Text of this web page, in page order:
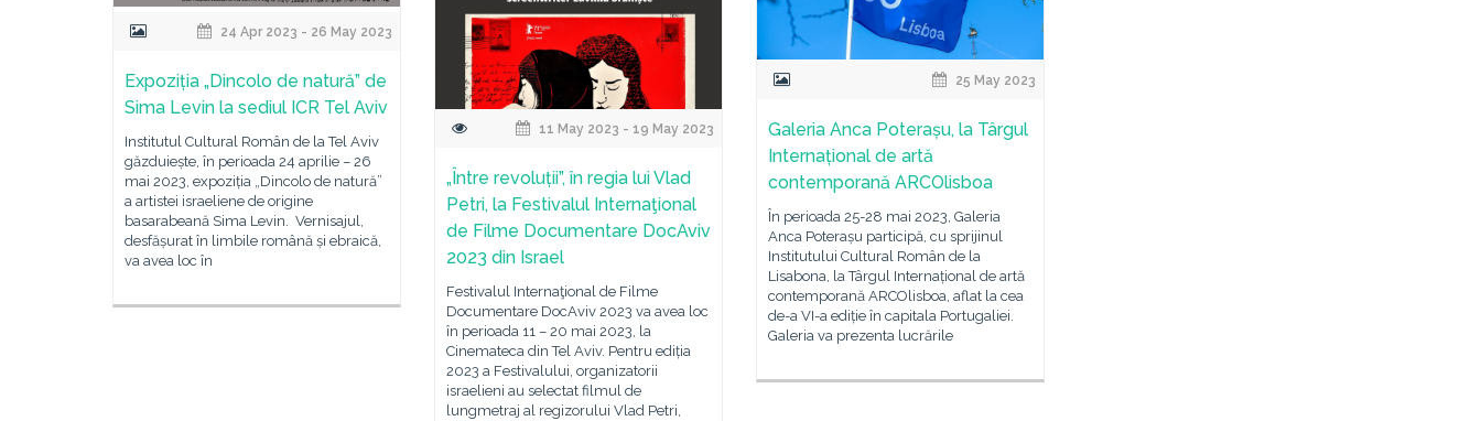
24 Apr 2023 - 26 May 2023
Expoziția „Dincolo de natură” de
Sima Levin la sediul ICR Tel Aviv
Institutul Cultural Român de la Tel Aviv
găzduiește, în perioada 24 aprilie – 26
mai 2023, expoziția „Dincolo de natură”
a artistei israeliene de origine
basarabeană Sima Levin. Vernisajul,
desfășurat în limbile română și ebraică,
va avea loc în
25 May 2023
Galeria Anca Poterașu, la Târgul
Internațional de artă
contemporană ARCOlisboa
În perioada 25-28 mai 2023, Galeria
Anca Poterașu participă, cu sprijinul
Institutului Cultural Român de la
Lisabona, la Târgul Internațional de artă
contemporană ARCOlisboa, aflat la cea
de-a VI-a ediție în capitala Portugaliei.
Galeria va prezenta lucrările
11 May 2023 - 19 May 2023
„Între revoluții”, în regia lui Vlad
Petri, la Festivalul Internaţional
de Filme Documentare DocAviv
2023 din Israel
Festivalul Internaţional de Filme
Documentare DocAviv 2023 va avea loc
în perioada 11 – 20 mai 2023, la
Cinemateca din Tel Aviv. Pentru ediția
2023 a Festivalului, organizatorii
israelieni au selectat filmul de
lungmetraj al regizorului Vlad Petri,